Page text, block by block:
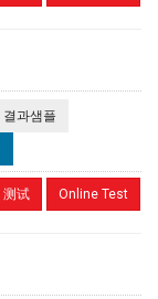
결과샘플
测试 Online Test